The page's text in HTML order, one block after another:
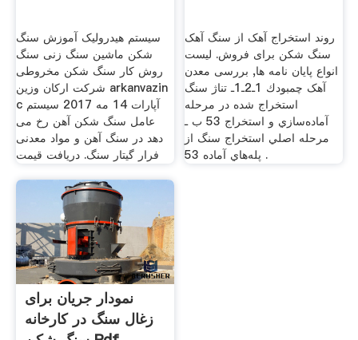
سیستم هیدرولیک آموزش سنگ
شکن ماشین سنگ زنی سنگ
روش کار سنگ شکن مخروطی
شرکت ارکان وزین arkanvazin
c آپارات 14 مه 2017 سیستم
عامل سنگ شکن آهن رخ می
دهد در سنگ آهن و مواد معدنی
فرار گیتار سنگ. دریافت قیمت
روند استخراج آهک از سنگ آهک
سنگ شکن برای فروش. لیست
انواع پایان نامه ها, بررسی معدن
آهک چمبودك 1ـ2ـ1ـ تناژ سنگ
استخراج شده در مرحله
آماده‌سازي و استخراج 53 ب ـ
مرحله اصلي استخراج سنگ از
پله‌هاي آماده 53 .
نمودار جریان برای
زغال سنگ در کارخانه